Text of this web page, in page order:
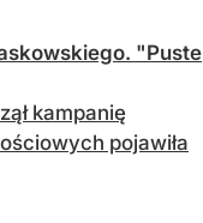
"Puste
kampanię
pojawiła